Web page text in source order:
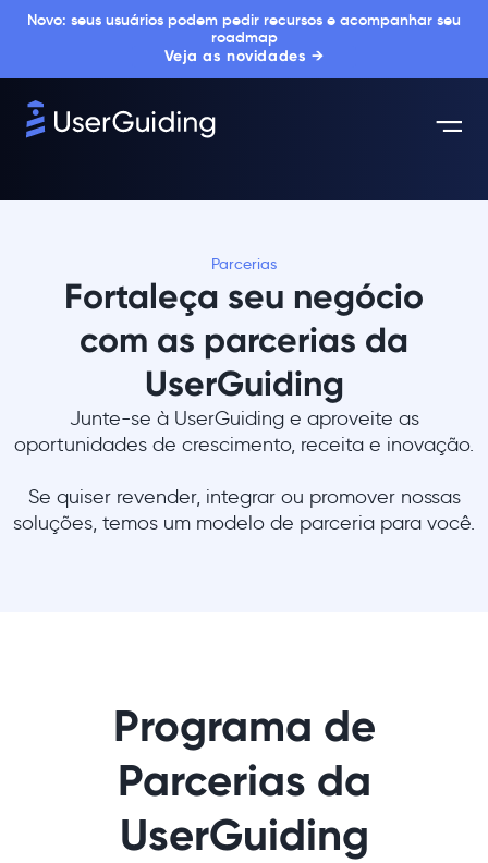
Novo: seus usuários podem pedir recursos e acompanhar seu
roadmap
Veja as novidades →
Parcerias
Fortaleça seu negócio
com as parcerias da
UserGuiding
Junte-se à UserGuiding e aproveite as
oportunidades de crescimento, receita e inovação.
Se quiser revender, integrar ou promover nossas
soluções, temos um modelo de parceria para você.
Programa de
Parcerias da
UserGuiding